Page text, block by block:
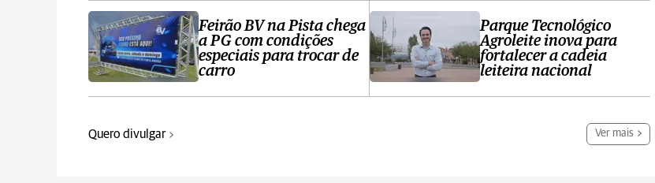
Feirão BV na Pista chega
a PG com condições
especiais para trocar de
carro
Parque Tecnológico
Agroleite inova para
fortalecer a cadeia
leiteira nacional
Quero divulgar Ver mais